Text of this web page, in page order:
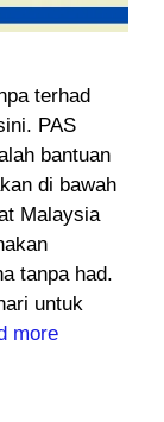
terhad
PAS
bantuan
di bawah
Malaysia
tanpa had.
untuk
more